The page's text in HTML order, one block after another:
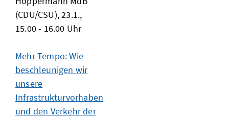
(CDU/CSU), 23.1.,
15.00 - 16.00 Uhr
Mehr Tempo: Wie
beschleunigen wir
unsere
Infrastrukturvorhaben
und den Verkehr der